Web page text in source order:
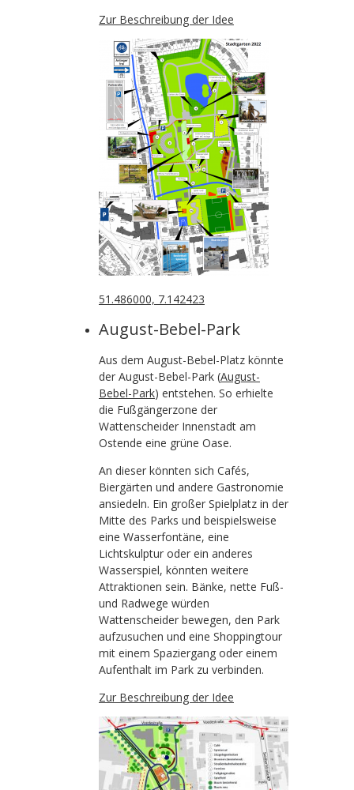
Zur Beschreibung der Idee
51.486000, 7.142423
August-Bebel-Park
Aus dem August-Bebel-Platz könnte
der August-Bebel-Park (August-
Bebel-Park) entstehen. So erhielte
die Fußgängerzone der
Wattenscheider Innenstadt am
Ostende eine grüne Oase.
An dieser könnten sich Cafés,
Biergärten und andere Gastronomie
ansiedeln. Ein großer Spielplatz in der
Mitte des Parks und beispielsweise
eine Wasserfontäne, eine
Lichtskulptur oder ein anderes
Wasserspiel, könnten weitere
Attraktionen sein. Bänke, nette Fuß-
und Radwege würden
Wattenscheider bewegen, den Park
aufzusuchen und eine Shoppingtour
mit einem Spaziergang oder einem
Aufenthalt im Park zu verbinden.
Zur Beschreibung der Idee